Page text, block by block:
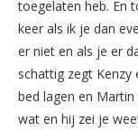
toegelaten heb. En
keer als ik je dan
er niet en als je er
schattig zegt
bed lagen en
wat en hij zei je